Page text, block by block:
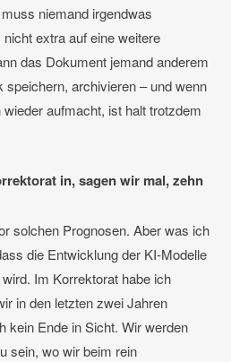
niemand irgendwas
extra auf eine weitere
das Dokument jemand anderem
archivieren – und wenn
aufmacht, ist halt trotzdem
in, sagen wir mal, zehn
solchen Prognosen. Aber was ich
die Entwicklung der KI-Modelle
Im Korrektorat habe ich
in den letzten zwei Jahren
kein Ende in Sicht. Wir werden
sein, wo wir beim rein